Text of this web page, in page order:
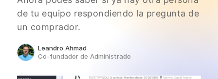
de tu equipo respondiendo la pregunta de
un comprador.
Leandro Ahmad
Co-fundador de Administrado